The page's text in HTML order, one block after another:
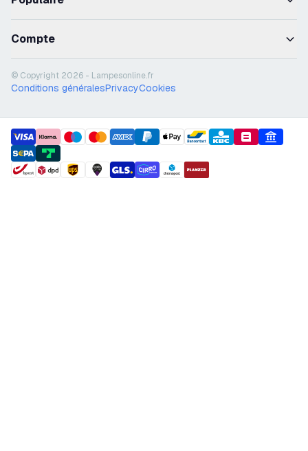
Compte
© Copyright 2026 - Lampesonline.fr
Conditions généralesPrivacyCookies
payment methods
shipment methods